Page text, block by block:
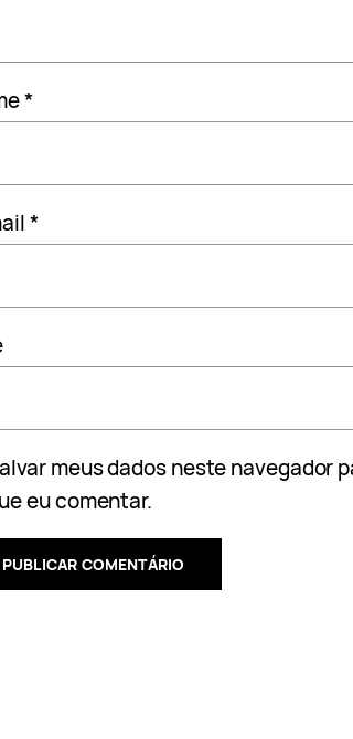
*
*
meus dados neste navegador
eu comentar.